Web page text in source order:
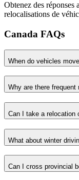
Obtenez des réponses
relocalisations de
Canada FAQs
When do vehicles
Why are there frequent
Can I take a relocation
What about winter
Can I cross provincial